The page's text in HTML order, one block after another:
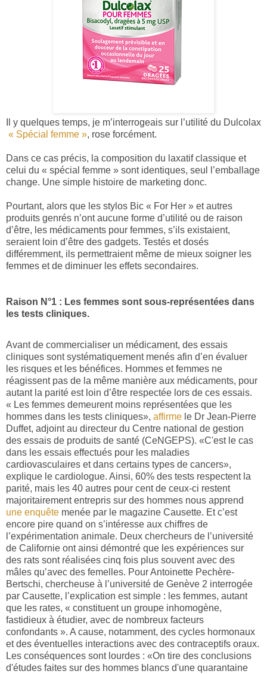
Il y quelques temps, je m’interrogeais sur l’utilité du Dulcolax
« Spécial femme », rose forcément.
Dans ce cas précis, la composition du laxatif classique et
celui du « spécial femme » sont identiques, seul l’emballage
change. Une simple histoire de marketing donc.
Pourtant, alors que les stylos Bic « For Her » et autres
produits genrés n’ont aucune forme d’utilité ou de raison
d’être, les médicaments pour femmes, s’ils existaient,
seraient loin d’être des gadgets. Testés et dosés
différemment, ils permettraient même de mieux soigner les
femmes et de diminuer les effets secondaires.
Raison N°1 : Les femmes sont sous-représentées dans
les tests cliniques.
Avant de commercialiser un médicament, des essais
cliniques sont systématiquement menés afin d’en évaluer
les risques et les bénéfices. Hommes et femmes ne
réagissent pas de la même manière aux médicaments, pour
autant la parité est loin d’être respectée lors de ces essais.
« Les femmes demeurent moins représentées que les
hommes dans les tests cliniques», affirme le Dr Jean-Pierre
Duffet, adjoint au directeur du Centre national de gestion
des essais de produits de santé (CeNGEPS). «C'est le cas
dans les essais effectués pour les maladies
cardiovasculaires et dans certains types de cancers»,
explique le cardiologue. Ainsi, 60% des tests respectent la
parité, mais les 40 autres pour cent de ceux-ci restent
majoritairement entrepris sur des hommes nous apprend
une enquête menée par le magazine Causette. Et c’est
encore pire quand on s’intéresse aux chiffres de
l’expérimentation animale. Deux chercheurs de l’université
de Californie ont ainsi démontré que les expériences sur
des rats sont réalisées cinq fois plus souvent avec des
mâles qu’avec des femelles. Pour Antoinette Pechère-
Bertschi, chercheuse à l’université de Genève 2 interrogée
par Causette, l’explication est simple : les femmes, autant
que les rates, « constituent un groupe inhomogène,
fastidieux à étudier, avec de nombreux facteurs
confondants ». A cause, notamment, des cycles hormonaux
et des éventuelles interactions avec des contraceptifs oraux.
Les conséquences sont lourdes : «On tire des conclusions
d'études faites sur des hommes blancs d'une quarantaine